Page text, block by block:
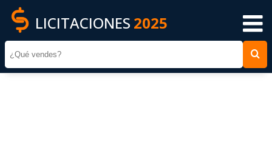
LICITACIONES 2025